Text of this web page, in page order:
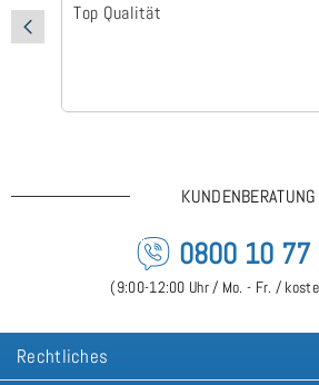
Top Qualität
KUNDENBERATUNG
0800 10 77
(9:00-12:00 Uhr / Mo. - Fr. /
Rechtliches